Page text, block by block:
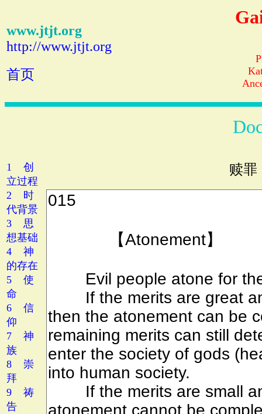
www.jtjt.org
http://www.jtjt.org
首页
1 创
立过程
2 时
代背景
3 思
想基础
4 神
的存在
5 使
命
6 信
仰
7 神
族
8 崇
拜
9 祷
告
赎罪